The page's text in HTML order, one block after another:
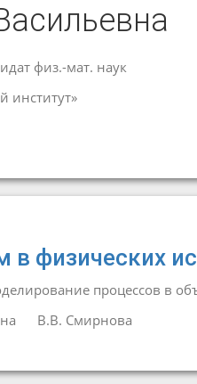
физ.-мат. наук
институт»
в физических
процессов в
В.В. Смирнова